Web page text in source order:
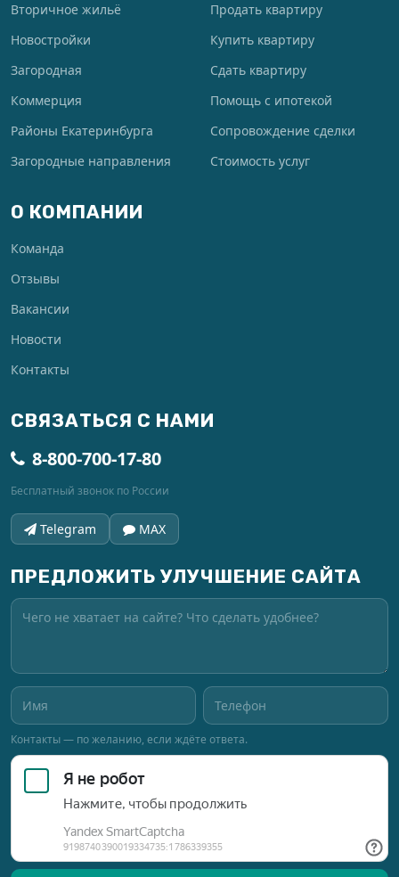
Вторичное жильё
Новостройки
Загородная
Коммерция
Районы Екатеринбурга
Загородные направления
Продать квартиру
Купить квартиру
Сдать квартиру
Помощь с ипотекой
Сопровождение сделки
Стоимость услуг
О КОМПАНИИ
Команда
Отзывы
Вакансии
Новости
Контакты
СВЯЗАТЬСЯ С НАМИ
8-800-700-17-80
Бесплатный звонок по России
Telegram MAX
ПРЕДЛОЖИТЬ УЛУЧШЕНИЕ САЙТА
Контакты — по желанию, если ждёте ответа.